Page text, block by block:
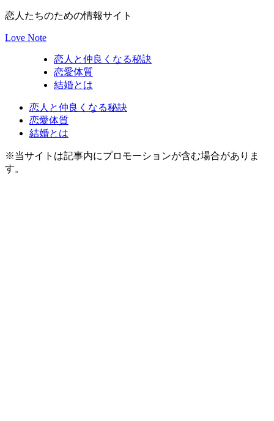
恋人たちのための情報サイト
Love Note
恋人と仲良くなる秘訣
恋愛体質
結婚とは
恋人と仲良くなる秘訣
恋愛体質
結婚とは
※当サイトは記事内にプロモーションが含む場合がありま
す。